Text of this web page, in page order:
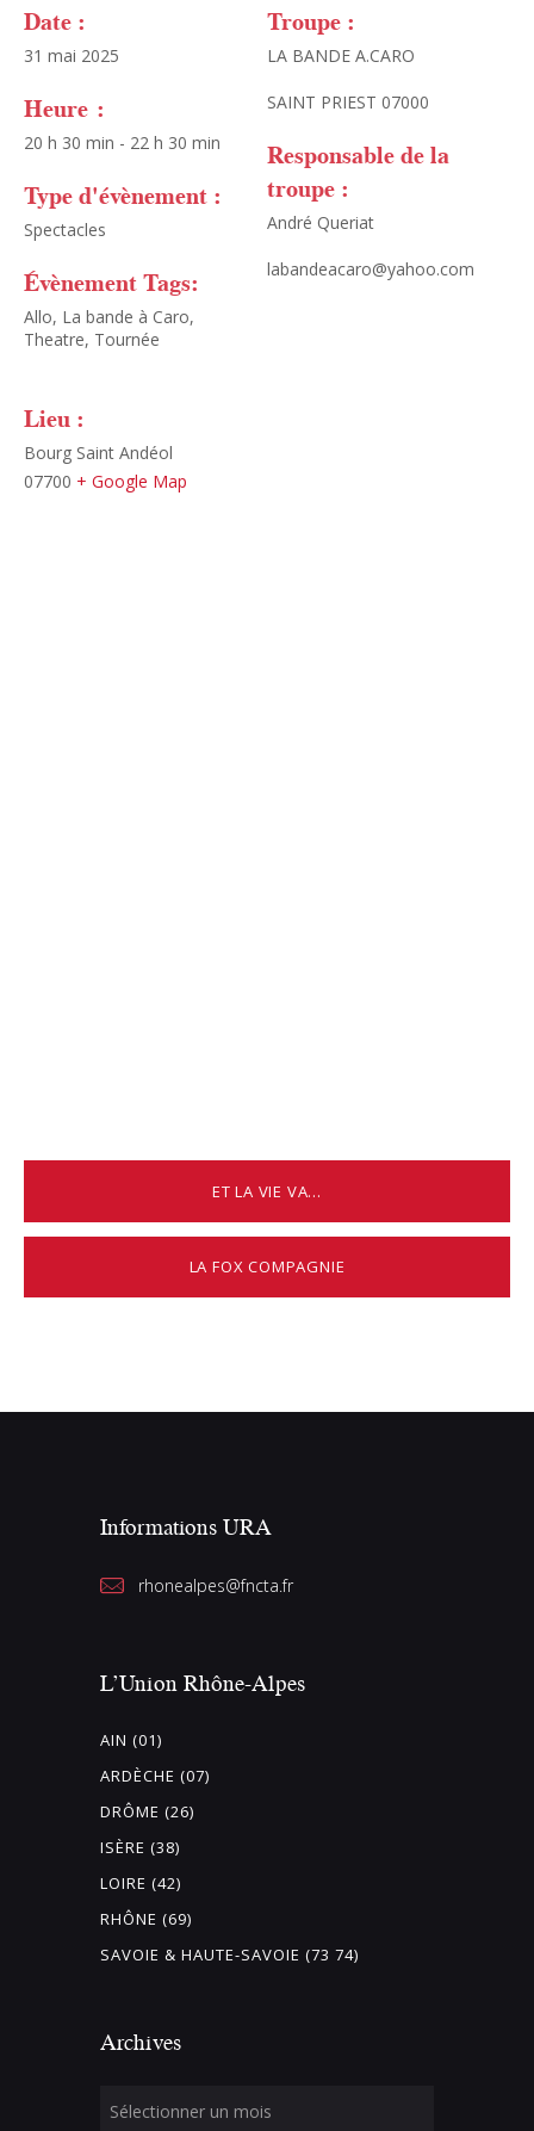
Date :
31 mai 2025
Heure :
20 h 30 min - 22 h 30 min
Type d'évènement :
Spectacles
Évènement Tags:
Allo, La bande à Caro,
Theatre, Tournée
Troupe :
LA BANDE A.CARO
SAINT PRIEST 07000
Responsable de la
troupe :
André Queriat
labandeacaro@yahoo.com
Lieu :
Bourg Saint Andéol
07700 + Google Map
ET LA VIE VA…
LA FOX COMPAGNIE
Informations URA
rhonealpes@fncta.fr
L’Union Rhône-Alpes
AIN (01)
ARDÈCHE (07)
DRÔME (26)
ISÈRE (38)
LOIRE (42)
RHÔNE (69)
SAVOIE & HAUTE-SAVOIE (73 74)
Archives